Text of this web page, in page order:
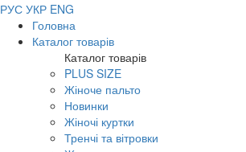
РУС УКР ENG
Головна
Каталог товарів
Каталог товарів
PLUS SIZE
Жіноче пальто
Новинки
Жіночі куртки
Тренчі та вітровки